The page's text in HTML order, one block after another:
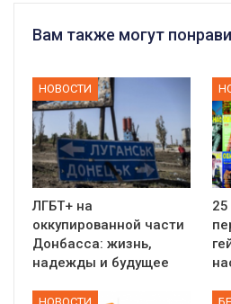
Вам также могут
НОВОСТИ
ЛГБТ+ на
оккупированной части
Донбасса: жизнь,
надежды и будущее